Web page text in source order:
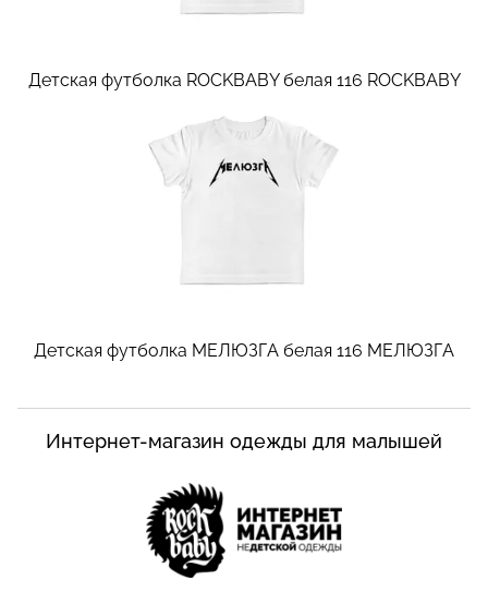
Детская футболка ROCKBABY белая 116 ROCKBABY
Детская футболка МЕЛЮЗГА белая 116 МЕЛЮЗГА
Интернет-магазин одежды для малышей